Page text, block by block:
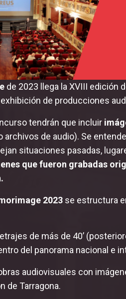
de 2023 llega la XVIII edición
de producciones
tendrán que incluir
de audio). Se
situaciones pasadas,
que fueron grabadas
2023 se estructura
de más de 40’
del panorama nacional e
audiovisuales con
de Tarragona.